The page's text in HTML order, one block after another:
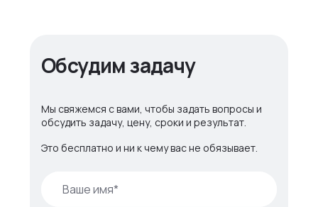
Обсудим задачу
Мы свяжемся с вами, чтобы задать вопросы и
обсудить задачу, цену, сроки и результат.
Это бесплатно и ни к чему вас не обязывает.